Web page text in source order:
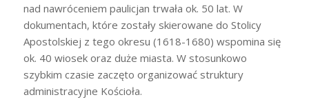
nad nawróceniem paulicjan trwała ok. 50 lat. W
dokumentach, które zostały skierowane do Stolicy
Apostolskiej z tego okresu (1618-1680) wspomina się
ok. 40 wiosek oraz duże miasta. W stosunkowo
szybkim czasie zaczęto organizować struktury
administracyjne Kościoła.